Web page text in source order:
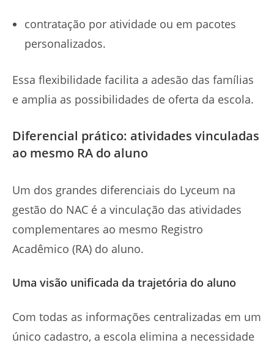
contratação por atividade ou em pacotes
personalizados.
Essa flexibilidade facilita a adesão das famílias
e amplia as possibilidades de oferta da escola.
Diferencial prático: atividades vinculadas
ao mesmo RA do aluno
Um dos grandes diferenciais do Lyceum na
gestão do NAC é a vinculação das atividades
complementares ao mesmo Registro
Acadêmico (RA) do aluno.
Uma visão unificada da trajetória do aluno
Com todas as informações centralizadas em um
único cadastro, a escola elimina a necessidade